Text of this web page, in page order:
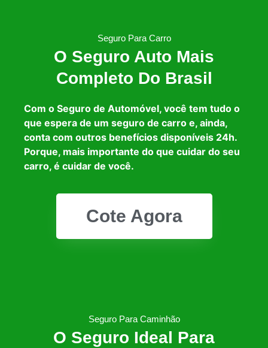
Seguro Para Carro
O Seguro Auto Mais
Completo Do Brasil
Com o Seguro de Automóvel, você tem tudo o
que espera de um seguro de carro e, ainda,
conta com outros benefícios disponíveis 24h.
Porque, mais importante do que cuidar do seu
carro, é cuidar de você.
Cote Agora
Seguro Para Caminhão
O Seguro Ideal Para